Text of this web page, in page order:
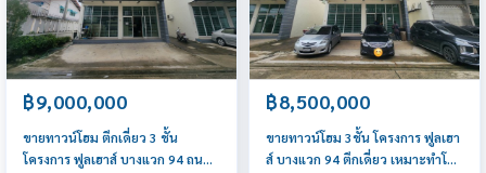
฿9,000,000
ขายทาวน์โฮม ตึกเดี่ยว 3 ชั้น
โครงการ ฟูลเฮาส์ บางแวก 94 ถนน
฿8,500,000
ขายทาวน์โฮม 3ชั้น โครงการ ฟูลเฮา
ส์ บางแวก 94 ตึกเดี่ยว เหมาะทำโฮม